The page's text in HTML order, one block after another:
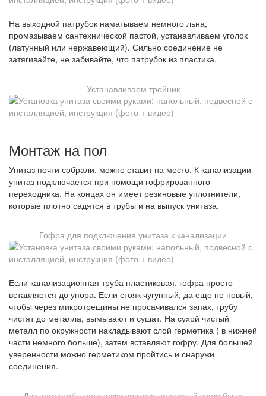
На выходной патрубок наматываем немного льна,
промазываем сантехнической пастой, устанавливаем уголок
(латунный или нержавеющий). Сильно соединение не
затягивайте, не забивайте, что патрубок из пластика.
Устанавливаем тройник
Монтаж на пол
Унитаз почти собрали, можно ставит на место. К канализации
унитаз подключается при помощи гофрированного
переходника. На концах он имеет резиновые уплотнители,
которые плотно садятся в трубы и на выпуск унитаза.
Гофра для подключения унитаза к канализации
Если канализационная труба пластиковая, гофра просто
вставляется до упора. Если стояк чугунный, да еще не новый,
чтобы через микротрещины не просачивался запах, трубу
чистят до металла, вымывают и сушат. На сухой чистый
металл по окружности накладывают слой герметика ( в нижней
части немного больше), затем вставляют гофру. Для большей
уверенности можно герметиком пройтись и снаружи
соединения.